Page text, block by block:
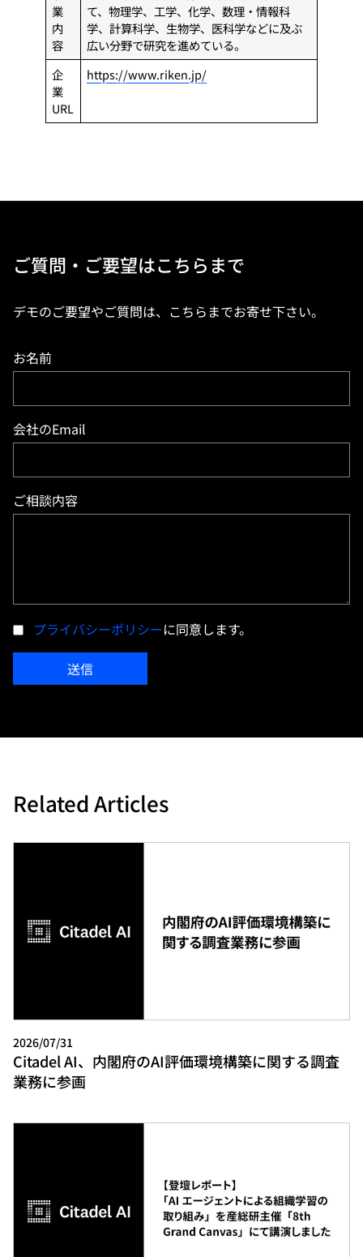
業
内
容
て、物理学、工学、化学、数理・情報科
学、計算科学、生物学、医科学などに及ぶ
広い分野で研究を進めている。
企
業
URL
https://www.riken.jp/
ご質問・ご要望はこちらまで
デモのご要望やご質問は、こちらまでお寄せ下さい。
お名前
会社のEmail
ご相談内容
プライバシーポリシーに同意します。
送信
Related Articles
2026/07/31
Citadel AI、内閣府のAI評価環境構築に関する調査
業務に参画